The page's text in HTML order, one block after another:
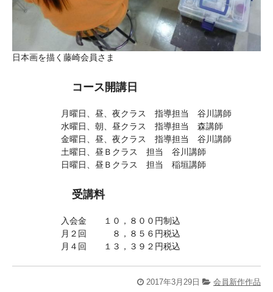
日本画を描く藤崎会員さま
コース開講日
月曜日、昼、夜クラス 指導担当 谷川講師
水曜日、朝、昼クラス 指導担当 森講師
金曜日、昼、夜クラス 指導担当 谷川講師
土曜日、昼Ｂクラス 担当 谷川講師
日曜日、昼Ｂクラス 担当 稲垣講師
受講料
入会金 １０，８００円制込
月２回 ８，８５６円税込
月４回 １３，３９２円税込
2017年3月29日 会員新作作品